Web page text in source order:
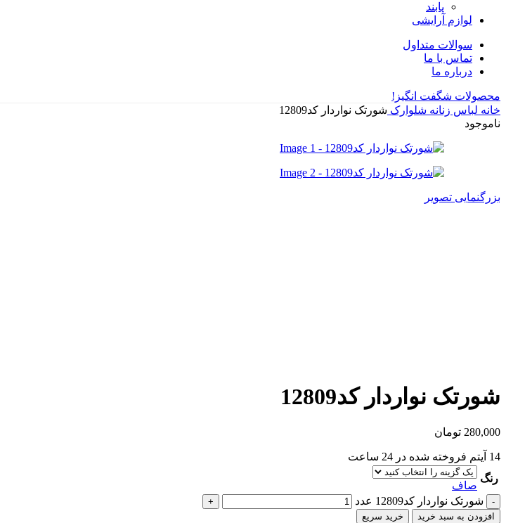
پابند
لوازم آرایشی
سوالات متداول
تماس با ما
درباره ما
محصولات شگفت انگیز!
خانه لباس زنانه شلوارک شورتک نواردار کد12809
ناموجود
بزرگنمایی تصویر
شورتک نواردار کد12809
280,000 تومان
14 آیتم فروخته شده در 24 ساعت
رنگ
صاف
شورتک نواردار کد12809 عدد
افزودن به سبد خرید خرید سریع